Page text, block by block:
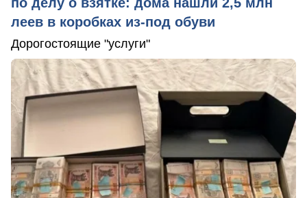
леев в коробках из-под обуви
Дорогостоящие "услуги"